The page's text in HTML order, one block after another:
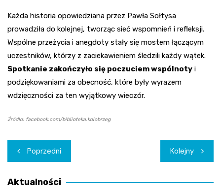
Każda historia opowiedziana przez Pawła Sołtysa
prowadziła do kolejnej, tworząc sieć wspomnień i refleksji.
Wspólne przeżycia i anegdoty stały się mostem łączącym
uczestników, którzy z zaciekawieniem śledzili każdy wątek.
Spotkanie zakończyło się poczuciem wspólnoty i
podziękowaniami za obecność, które były wyrazem
wdzięczności za ten wyjątkowy wieczór.
Źródło: facebook.com/biblioteka.kolobrzeg
Nawigacja
wpisu
Poprzedni Kolejny
Aktualności